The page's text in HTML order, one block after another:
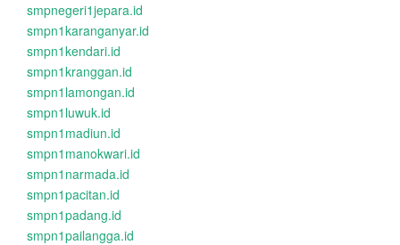
smpnegeri1jepara.id
smpn1karanganyar.id
smpn1kendari.id
smpn1kranggan.id
smpn1lamongan.id
smpn1luwuk.id
smpn1madiun.id
smpn1manokwari.id
smpn1narmada.id
smpn1pacitan.id
smpn1padang.id
smpn1pailangga.id